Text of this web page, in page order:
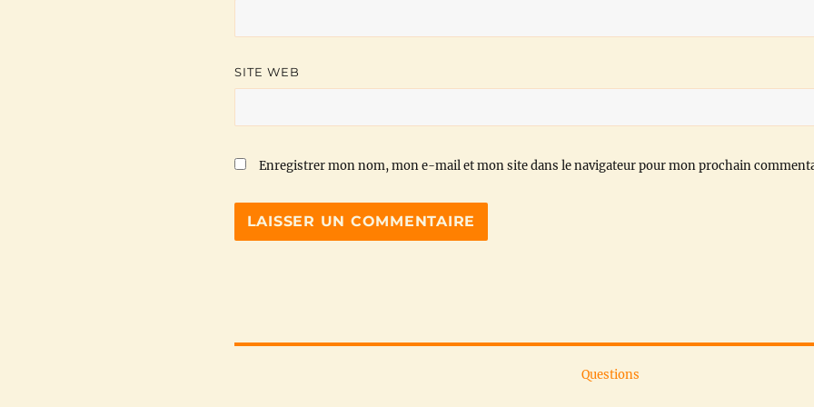
SITE WEB
Enregistrer mon nom, mon e-mail et mon site dans le navigateur pour mon prochain
Questions